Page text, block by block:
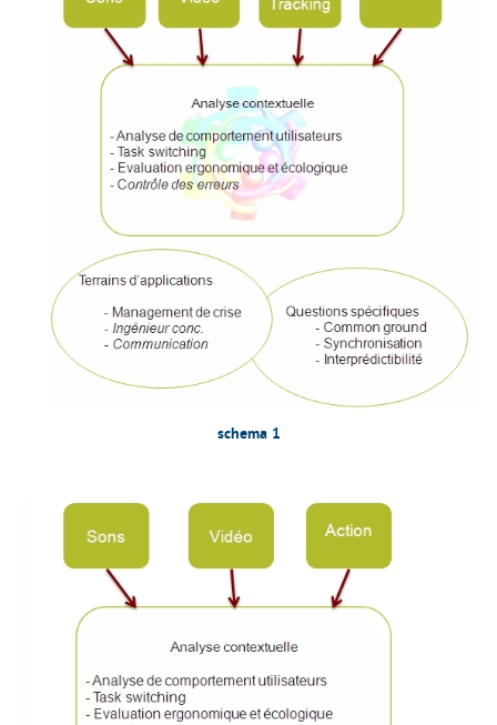
schema 1